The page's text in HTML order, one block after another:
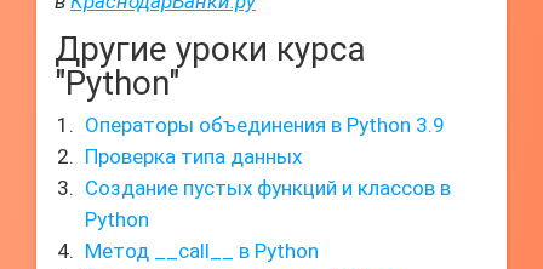
Другие уроки курса
"Python"
Операторы объединения в Python 3.9
Проверка типа данных
Создание пустых функций и классов в
Python
Метод __call__ в Python